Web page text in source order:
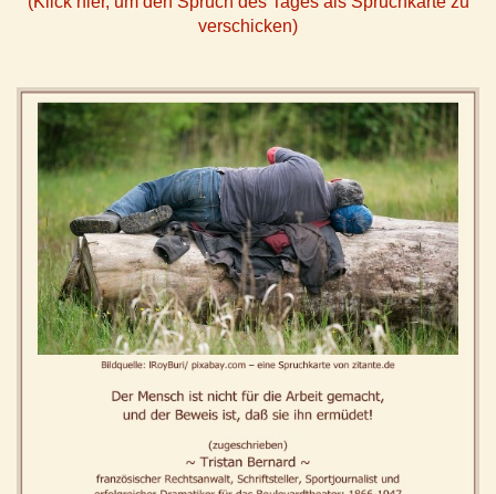
verschicken)